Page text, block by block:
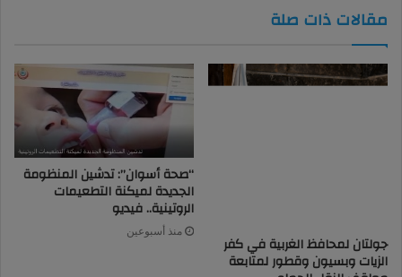
مقالات ذات صلة
جولتان لمحافظ الغربية في كفر
الزيات وبسيون وقطور لمتابعة
“صحة أسوان”: تدشين المنظومة
الجديدة لميكنة التطعيمات
الروتينية.. فيديو
منذ أسبوعين